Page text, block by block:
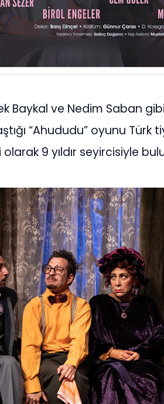
Baykal ve Nedim Saban
“Ahududu” oyunu
9 yıldır seyircisiyle